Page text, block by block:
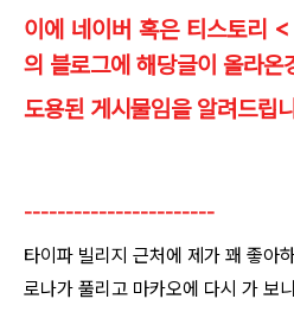
이에 네이버 혹은 티스토리
의 블로그에 해당글이 올라온
도용된 게시물임을 알려드립
-----------------------
타이파 빌리지 근처에 제가 꽤 좋아
로나가 풀리고 마카오에 다시 가 보니